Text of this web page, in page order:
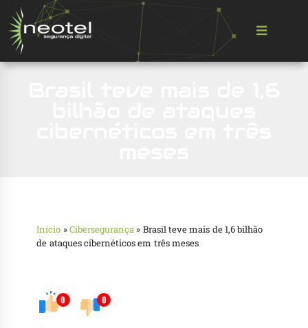
Início »Cibersegurança » Brasil teve mais de 1,6 bilhão
de ataques cibernéticos em três meses
0 0